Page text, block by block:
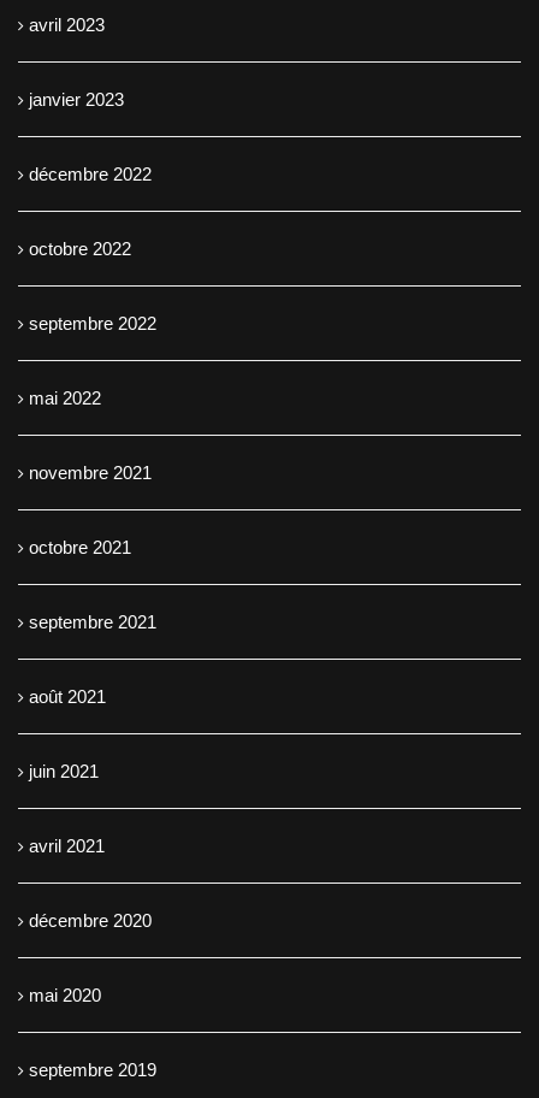
avril 2023
janvier 2023
décembre 2022
octobre 2022
septembre 2022
mai 2022
novembre 2021
octobre 2021
septembre 2021
août 2021
juin 2021
avril 2021
décembre 2020
mai 2020
septembre 2019